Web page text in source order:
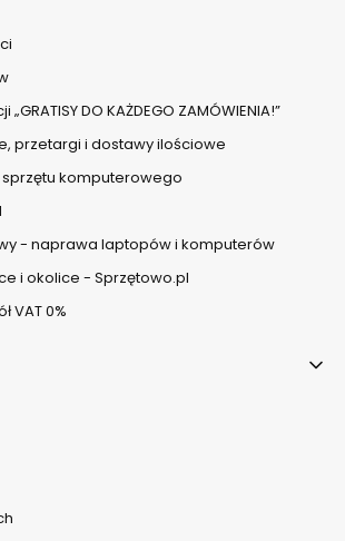
DO KAŻDEGO ZAMÓWIENIA!”
przetargi i dostawy ilościowe
komputerowego
- naprawa laptopów i komputerów
i okolice - Sprzętowo.pl
VAT 0%